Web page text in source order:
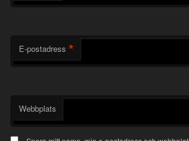
E-postadress *
Webbplats